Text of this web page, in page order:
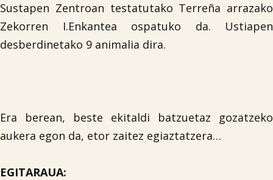
Sustapen Zentroan testatutako Terreña arrazako
Zekorren I.Enkantea ospatuko da. Ustiapen
desberdinetako 9 animalia dira.
Era berean, beste ekitaldi batzuetaz gozatzeko
aukera egon da, etor zaitez egiaztatzera…
EGITARAUA: